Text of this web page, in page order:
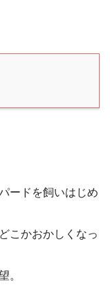
ードを飼いはじめ
こかおかしくなっ
。